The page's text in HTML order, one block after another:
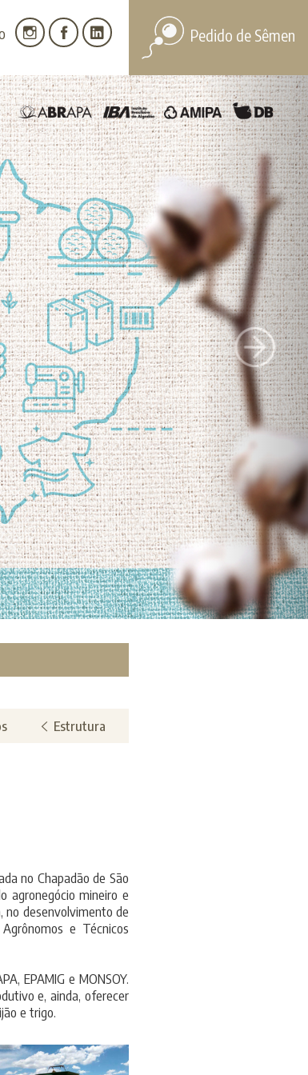
Pedido de Sêmen
Estrutura
no Chapadão de São
agronegócio mineiro e
no desenvolvimento de
e Técnicos
EPAMIG e MONSOY.
e, ainda, oferecer
e trigo.